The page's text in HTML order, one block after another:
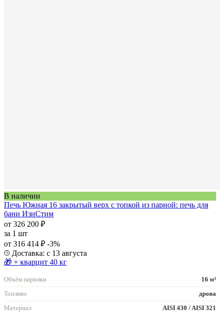
В наличии
Печь Южная 16 закрытый верх с топкой из парной: печь для
бани ИзиСтим
от 326 200 ₽
за 1 шт
от 316 414 ₽ -3%
Доставка: с 13 августа
🎁 + кварцит 40 кг
Объём парилки
16 м³
Топливо
дрова
Материал
AISI 430 / AISI 321